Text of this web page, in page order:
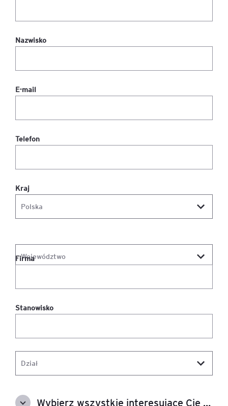
Nazwisko
E-mail
Telefon
Kraj
Firma
Stanowisko
Wybierz wszystkie interesujące Cię tematy